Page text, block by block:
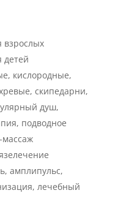
взрослых
детей
кислородные,
скипедарни,
душ,
подводное
амплипульс,
лечебный